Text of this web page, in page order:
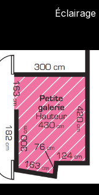
Éclairage